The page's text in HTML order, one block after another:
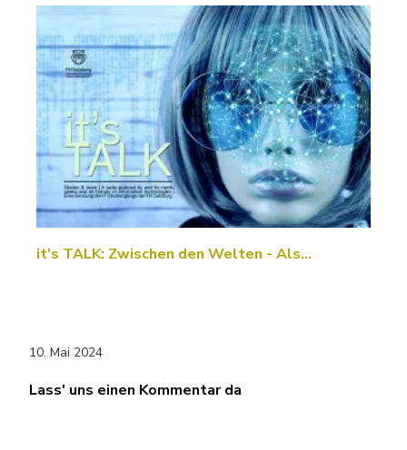
it's TALK: Zwischen den Welten - Als…
10. Mai 2024
Lass' uns einen Kommentar da